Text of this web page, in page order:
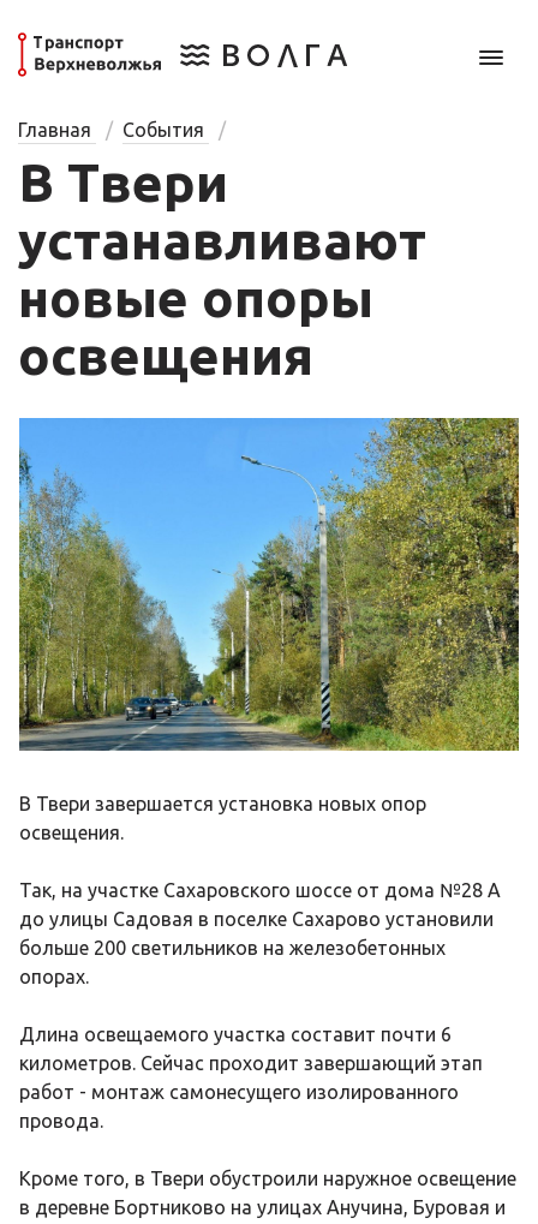
Главная События
В Твери
устанавливают
новые опоры
освещения
В Твери завершается установка новых опор
освещения.
Так, на участке Сахаровского шоссе от дома №28 А
до улицы Садовая в поселке Сахарово установили
больше 200 светильников на железобетонных
опорах.
Длина освещаемого участка составит почти 6
километров. Сейчас проходит завершающий этап
работ - монтаж самонесущего изолированного
провода.
Кроме того, в Твери обустроили наружное освещение
в деревне Бортниково на улицах Анучина, Буровая и